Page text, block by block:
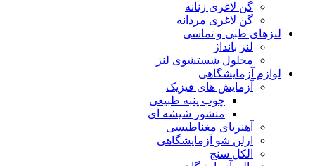
گن لاغری زنانه
گن لاغری مردانه
لنزهای طبی و تماسی
لنز بانداژ
محلول شستشوی لنز
لوازم آزمایشگاهی
آزمایش های فیزیک
چوب پنبه طبیعی
منشور شیشه ای
آهنربای مغناطیسی
ارلن شو آزمایشگاهی
الکل سنج